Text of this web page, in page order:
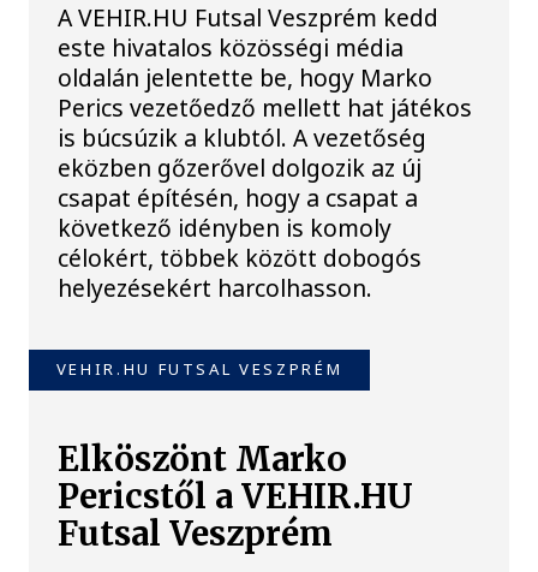
A VEHIR.HU Futsal Veszprém kedd
este hivatalos közösségi média
oldalán jelentette be, hogy Marko
Perics vezetőedző mellett hat játékos
is búcsúzik a klubtól. A vezetőség
eközben gőzerővel dolgozik az új
csapat építésén, hogy a csapat a
következő idényben is komoly
célokért, többek között dobogós
helyezésekért harcolhasson.
VEHIR.HU FUTSAL VESZPRÉM
Elköszönt Marko
Pericstől a VEHIR.HU
Futsal Veszprém